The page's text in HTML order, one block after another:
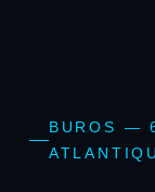
BUROS —